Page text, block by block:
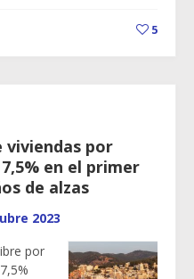
5
viviendas por
en el primer
de alzas
2023
por